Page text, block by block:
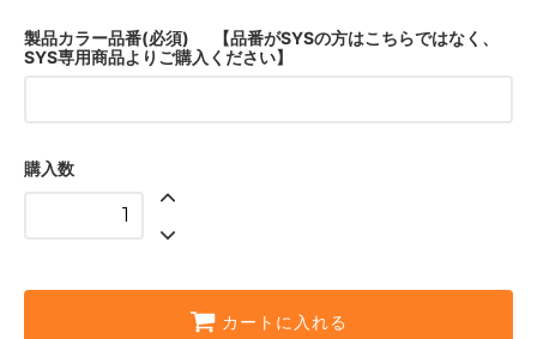
5,698円(税込)
70-45
70-90
9,702円(税込)
製品カラー品番(必須) 【品番がSYSの方はこちらではなく、
SYS専用商品よりご購入ください】
購入数
カートに入れる